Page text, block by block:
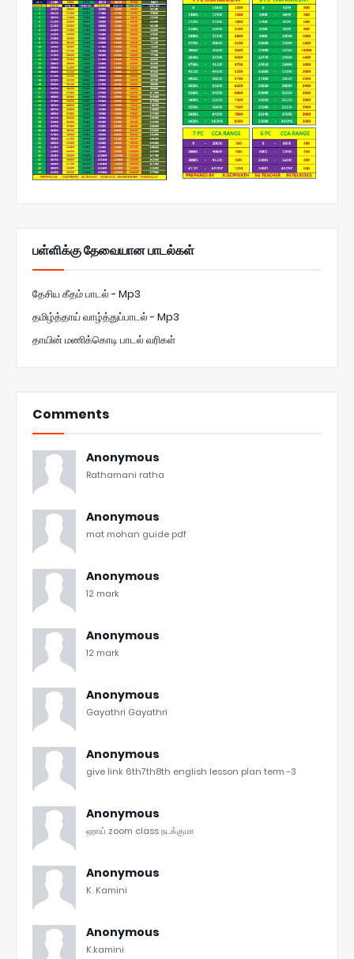
பள்ளிக்கு தேவையான பாடல்கள்
தேசிய கீதம் பாடல் - Mp3
தமிழ்த்தாய் வாழ்த்துப்பாடல் - Mp3
தாயின் மணிக்கொடி பாடல் வரிகள்
Comments
Anonymous
Rathamani ratha
Anonymous
mat mohan guide pdf
Anonymous
12 mark
Anonymous
12 mark
Anonymous
Gayathri Gayathri
Anonymous
give link 6th7th8th english lesson plan term -3
Anonymous
ஹாய் zoom class நடக்குமா
Anonymous
K. Kamini
Anonymous
K.kamini